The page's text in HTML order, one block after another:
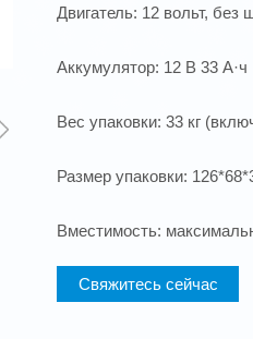
Двигатель: 12 вольт, без
Аккумулятор: 12 В 33 А·ч
Вес упаковки: 33 кг
Размер упаковки:
Вместимость:
Свяжитесь сейчас